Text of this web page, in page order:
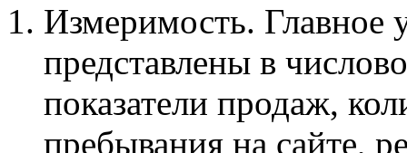
Измеримость. Главное
представлены в
показатели продаж,
пребывания на сайте,